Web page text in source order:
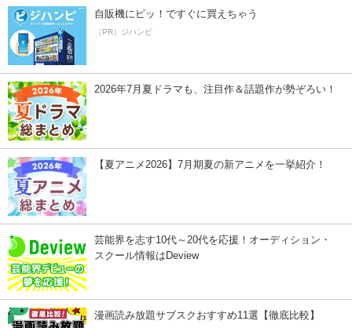
自販機にピッ！ですぐに買えちゃう
（PR）ジハンピ
2026年7月夏ドラマも、注目作＆話題作が勢ぞろい！
【夏アニメ2026】7月期夏の新アニメを一挙紹介！
芸能界を志す10代～20代を応援！オーディション・
スクール情報はDeview
漫画読み放題サブスクおすすめ11選【徹底比較】